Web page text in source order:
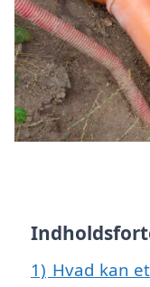
1) Hvad kan